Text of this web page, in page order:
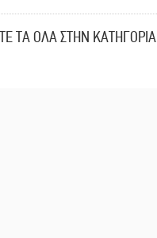
ΤΑ ΟΛΑ ΣΤΗΝ ΚΑΤΗΓΟΡΙΑ